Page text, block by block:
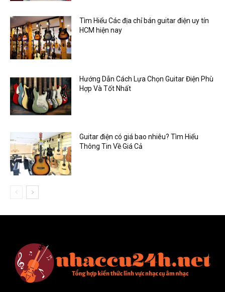
Tìm Hiểu Các địa chỉ bán guitar điện uy tín
HCM hiện nay
Hướng Dẫn Cách Lựa Chọn Guitar Điện Phù
Hợp Và Tốt Nhất
Guitar điện có giá bao nhiêu? Tìm Hiểu
Thông Tin Về Giá Cả